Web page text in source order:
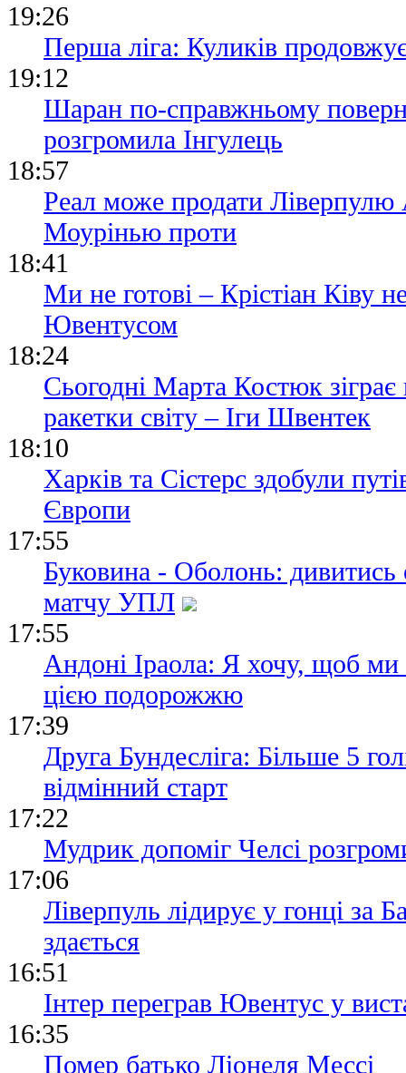
19:26
Перша ліга: Куликів
19:12
Шаран по-справжньому
розгромила Інгулець
18:57
Реал може продати
Моурінью проти
18:41
Ми не готові – Крістіан Ківу
Ювентусом
18:24
Сьогодні Марта Костюк
ракетки світу – Іги Швентек
18:10
Харків та Сістерс здобули
Європи
17:55
Буковина - Оболонь: дивитись
матчу УПЛ
17:55
Андоні Іраола: Я хочу, щоб ми
цією подорожжю
17:39
Друга Бундесліга: Більше 5
відмінний старт
17:22
Мудрик допоміг Челсі
17:06
Ліверпуль лідирує у гонці за
здається
16:51
Інтер переграв Ювентус у
16:35
Помер батько Ліонеля Мессі